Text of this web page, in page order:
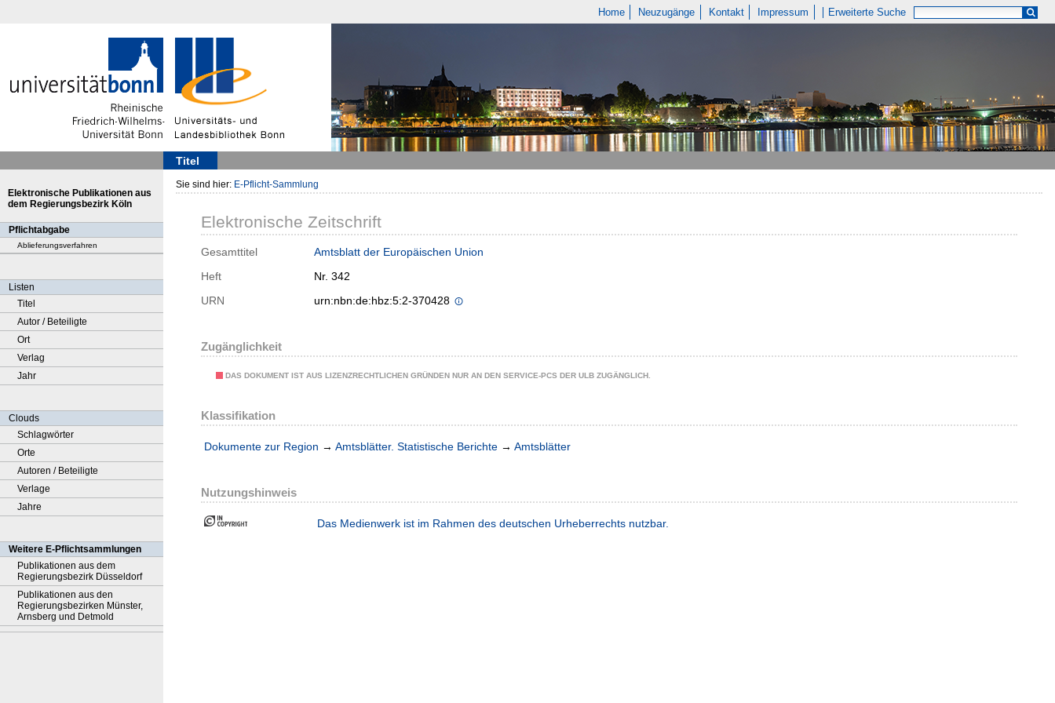
Home Neuzugänge Kontakt Impressum Erweiterte Suche
Titel
Elektronische Publikationen aus
dem Regierungsbezirk Köln
Pflichtabgabe
Ablieferungsverfahren
Listen
Titel
Autor / Beteiligte
Ort
Verlag
Jahr
Clouds
Schlagwörter
Orte
Autoren / Beteiligte
Verlage
Jahre
Weitere E-Pflichtsammlungen
Publikationen aus dem
Regierungsbezirk Düsseldorf
Publikationen aus den
Regierungsbezirken Münster,
Arnsberg und Detmold
Sie sind hier: E-Pflicht-Sammlung
Elektronische Zeitschrift
Gesamttitel
Amtsblatt der Europäischen Union
Heft
Nr. 342
URN
urn:nbn:de:hbz:5:2-370428
Zugänglichkeit
DAS DOKUMENT IST AUS LIZENZRECHTLICHEN GRÜNDEN NUR AN DEN SERVICE-PCS DER ULB ZUGÄNGLICH.
Klassifikation
Dokumente zur Region → Amtsblätter. Statistische Berichte → Amtsblätter
Nutzungshinweis
Das Medienwerk ist im Rahmen des deutschen Urheberrechts nutzbar.